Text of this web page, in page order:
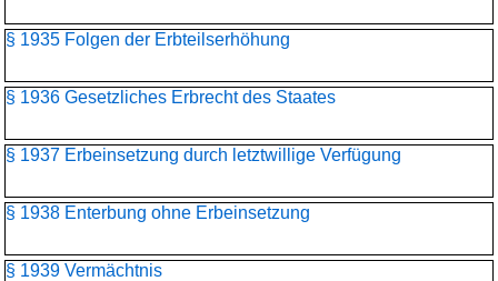
§ 1935 Folgen der Erbteilserhöhung
§ 1936 Gesetzliches Erbrecht des Staates
§ 1937 Erbeinsetzung durch letztwillige Verfügung
§ 1938 Enterbung ohne Erbeinsetzung
§ 1939 Vermächtnis